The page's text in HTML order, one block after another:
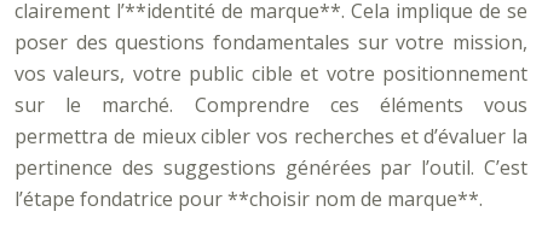
clairement l’**identité de marque**. Cela implique de se
poser des questions fondamentales sur votre mission,
vos valeurs, votre public cible et votre positionnement
sur le marché. Comprendre ces éléments vous
permettra de mieux cibler vos recherches et d’évaluer la
pertinence des suggestions générées par l’outil. C’est
l’étape fondatrice pour **choisir nom de marque**.